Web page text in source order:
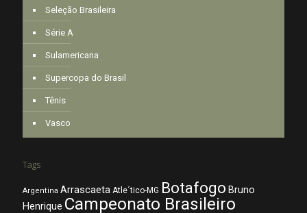
Seleção Brasileira
Série A
Sulamericana
Supercopa do Brasil
Tênis
Vasco
Tags
Argentina Arrascaeta Atle´tico-MG Botafogo Bruno
Henrique Campeonato Brasileiro